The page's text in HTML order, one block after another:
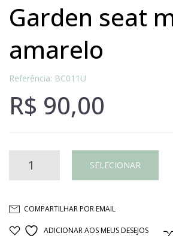
garden seat madeira
amarelo
Referência: BC011U
R$ 90,00
GARDEN
MADEIRA
SELECIONAR
COMPARTILHAR POR EMAIL
ADICIONAR AOS MEUS DESEJOS